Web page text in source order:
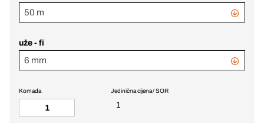
50 m
uže - fi
6 mm
Jedinična cijena / SOR
1
Komada